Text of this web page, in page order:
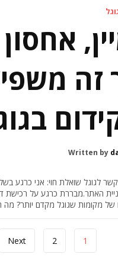
זה
Written by
לגוגל שואלת חוי: אני כרגע
האתר.מבררת כרגע על רכישת
מקומות שגוגל מקדם יותר? מה
על […]1
2
Next